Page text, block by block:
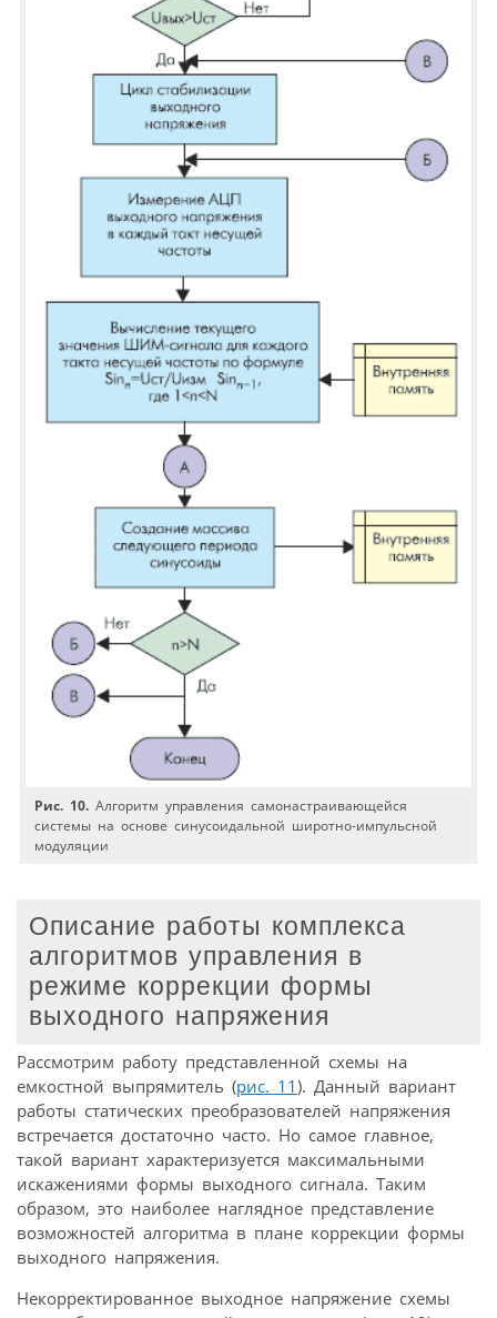
Рис. 10. Алгоритм управления самонастраивающейся
системы на основе синусоидальной широтно-импульсной
модуляции
Описание работы комплекса
алгоритмов управления в
режиме коррекции формы
выходного напряжения
Рассмотрим работу представленной схемы на
емкостной выпрямитель (рис. 11). Данный вариант
работы статических преобразователей напряжения
встречается достаточно часто. Но самое главное,
такой вариант характеризуется максимальными
искажениями формы выходного сигнала. Таким
образом, это наиболее наглядное представление
возможностей алгоритма в плане коррекции формы
выходного напряжения.
Некорректированное выходное напряжение схемы